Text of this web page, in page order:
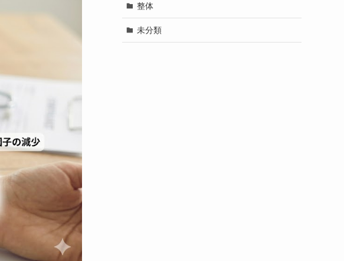
整体
未分類